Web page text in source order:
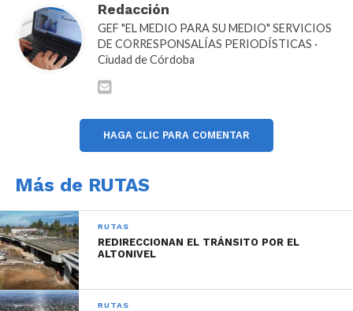
00:00 00:48
Para su reparación, se desplegó un operativo con
maquinaria pesada, incluida una retroexcavadora, y
se avanzará en el relleno del sector afectado con
continuarán con las tareas durante las próximas
jornadas con el objetivo de restablecer la circulación
normal de vehículos.
Redacción
GEF "EL MEDIO PARA SU MEDIO" SERVICIOS
DE CORRESPONSALÍAS PERIODÍSTICAS ·
Ciudad de Córdoba
HAGA CLIC PARA COMENTAR
Más de RUTAS
RUTAS
REDIRECCIONAN EL TRÁNSITO POR EL
ALTONIVEL
RUTAS